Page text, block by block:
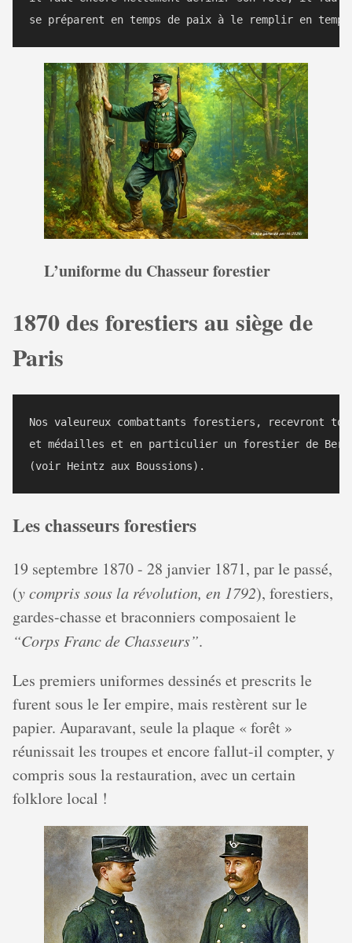
L’uniforme du Chasseur forestier
1870 des forestiers au siège de
Paris
Nos valeureux combattants forestiers, recevront
et médailles et en particulier un forestier de
Les chasseurs forestiers
19 septembre 1870 - 28 janvier 1871, par le passé,
(y compris sous la révolution, en 1792), forestiers,
gardes-chasse et braconniers composaient le
“Corps Franc de Chasseurs”.
Les premiers uniformes dessinés et prescrits le
furent sous le Ier empire, mais restèrent sur le
papier. Auparavant, seule la plaque « forêt »
réunissait les troupes et encore fallut-il compter, y
compris sous la restauration, avec un certain
folklore local !